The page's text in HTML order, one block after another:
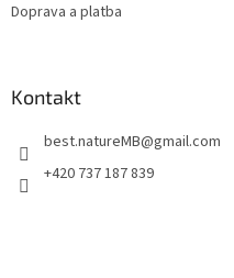
Doprava a platba
Kontakt
best.natureMB@gmail.com
+420 737 187 839